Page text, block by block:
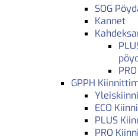
SOG
Kannet
GPPH
ECO
PLUS
PRO